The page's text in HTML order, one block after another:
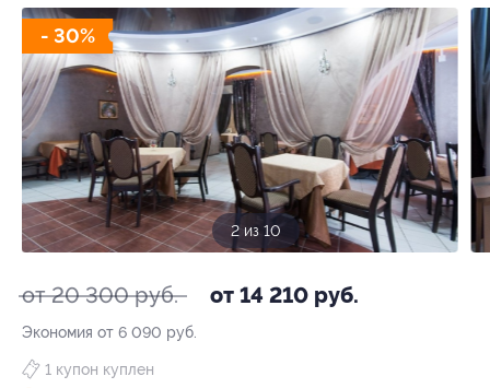
- 30%
3 из 10
от 20 300 руб. от 14 210 руб.
Экономия от 6 090 руб.
1 купон куплен